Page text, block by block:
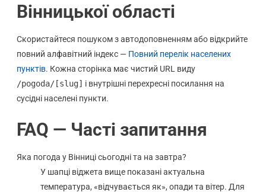
Вінницької області
Скористайтеся пошуком з автодоповненням або відкрийте
повний алфавітний індекс — Повний перелік населених
пунктів. Кожна сторінка має чистий URL виду
/pogoda/[slug] і внутрішні перехресні посилання на
сусідні населені пункти.
FAQ — Часті запитання
Яка погода у Вінниці сьогодні та на завтра?
У шапці віджета вище показані актуальна
температура, «відчувається як», опади та вітер. Для